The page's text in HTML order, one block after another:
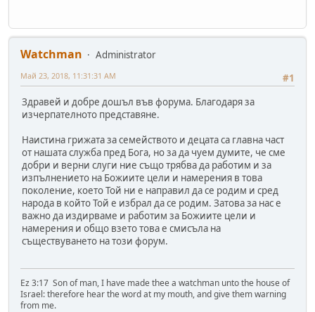
Watchman
Administrator
#1
Май 23, 2018, 11:31:31 AM
Здравей и добре дошъл във форума. Благодаря за
изчерпателното представяне.
Наистина грижата за семейството и децата са главна част
от нашата служба пред Бога, но за да чуем думите, че сме
добри и верни слуги ние също трябва да работим и за
изпълнението на Божиите цели и намерения в това
поколение, което Той ни е направил да се родим и сред
народа в който Той е избрал да се родим. Затова за нас е
важно да издирваме и работим за Божиите цели и
намерения и общо взето това е смисъла на
съществуването на този форум.
Ez 3:17 Son of man, I have made thee a watchman unto the house of
Israel: therefore hear the word at my mouth, and give them warning
from me.